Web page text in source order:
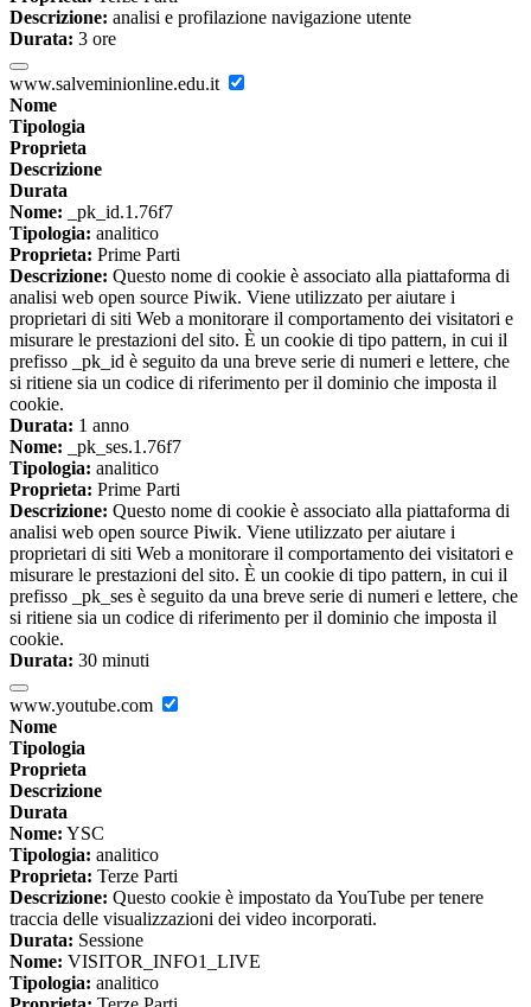
Descrizione: analisi e profilazione navigazione utente
Durata: 3 ore
www.salveminionline.edu.it
Nome
Tipologia
Proprieta
Descrizione
Durata
Nome: _pk_id.1.76f7
Tipologia: analitico
Proprieta: Prime Parti
Descrizione: Questo nome di cookie è associato alla piattaforma di
analisi web open source Piwik. Viene utilizzato per aiutare i
proprietari di siti Web a monitorare il comportamento dei visitatori e
misurare le prestazioni del sito. È un cookie di tipo pattern, in cui il
prefisso _pk_id è seguito da una breve serie di numeri e lettere, che
si ritiene sia un codice di riferimento per il dominio che imposta il
cookie.
Durata: 1 anno
Nome: _pk_ses.1.76f7
Tipologia: analitico
Proprieta: Prime Parti
Descrizione: Questo nome di cookie è associato alla piattaforma di
analisi web open source Piwik. Viene utilizzato per aiutare i
proprietari di siti Web a monitorare il comportamento dei visitatori e
misurare le prestazioni del sito. È un cookie di tipo pattern, in cui il
prefisso _pk_ses è seguito da una breve serie di numeri e lettere, che
si ritiene sia un codice di riferimento per il dominio che imposta il
cookie.
Durata: 30 minuti
www.youtube.com
Nome
Tipologia
Proprieta
Descrizione
Durata
Nome: YSC
Tipologia: analitico
Proprieta: Terze Parti
Descrizione: Questo cookie è impostato da YouTube per tenere
traccia delle visualizzazioni dei video incorporati.
Durata: Sessione
Nome: VISITOR_INFO1_LIVE
Tipologia: analitico